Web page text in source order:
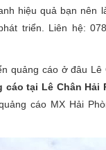
hiệu quả bạn nên
triển. Liên hệ:
quảng cáo ở đâu
tại Lê Chân Hải
cáo MX Hải